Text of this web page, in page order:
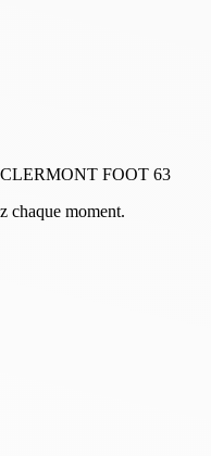
FOOT 63
chaque moment.